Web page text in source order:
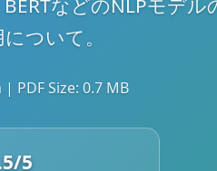
などのNLPモデル
ついて。
PDF Size: 0.7 MB
/5